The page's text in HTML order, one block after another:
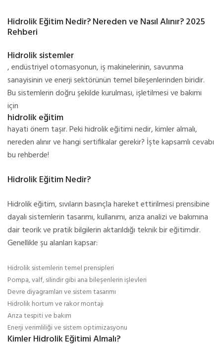
Hidrolik Eğitim Nedir? Nereden ve Nasıl Alınır? 2025
Rehberi
Hidrolik sistemler
, endüstriyel otomasyonun, iş makinelerinin, savunma
sanayisinin ve enerji sektörünün temel bileşenlerinden biridir.
Bu sistemlerin doğru şekilde kurulması, işletilmesi ve bakımı
için
hidrolik eğitim
hayati önem taşır. Peki hidrolik eğitimi nedir, kimler almalı,
nereden alınır ve hangi sertifikalar gerekir? İşte kapsamlı cevabı
bu rehberde!
Hidrolik Eğitim Nedir?
Hidrolik eğitim, sıvıların basınçla hareket ettirilmesi prensibine
dayalı sistemlerin tasarımı, kullanımı, arıza analizi ve bakımına
dair teorik ve pratik bilgilerin aktarıldığı teknik bir eğitimdir.
Genellikle şu alanları kapsar:
Hidrolik sistemlerin temel prensipleri
Pompa, valf, silindir gibi ana bileşenlerin işlevleri
Devre diyagramları ve sistem tasarımı
Hidrolik hortum ve rakor montajı
Arıza tespiti ve bakım
Enerji verimliliği ve sistem optimizasyonu
Kimler Hidrolik Eğitimi Almalı?